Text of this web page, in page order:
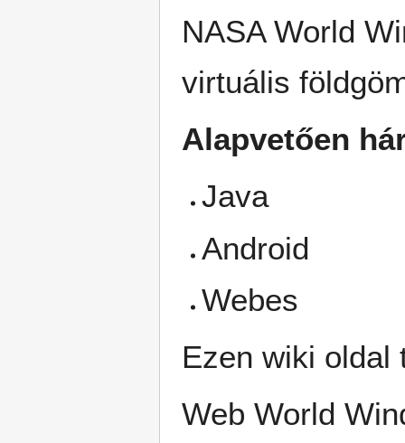
NASA World
virtuális
Alapvetően
Java
Android
Webes
Ezen wiki oldal
Web World